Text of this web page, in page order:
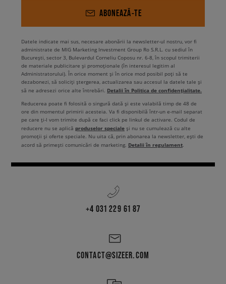
ABONEAZĂ-TE
Datele indicate mai sus, necesare abonării la newsletter-ul nostru, vor fi
administrate de MIG Marketing Investment Group Ro S.R.L. cu sediul în
București, sector 3, Bulevardul Corneliu Coposu nr. 6-8, în scopul trimiterii
de materiale publicitare și promoționale (în interesul legitim al
Administratorului). În orice moment și în orice mod posibil poți să te
dezabonezi, să soliciți ștergerea, actualizarea sau accesul la datele tale și
să ne adresezi orice alte întrebări. Detalii în Politica de confidențialitate.
Reducerea poate fi folosită o singură dată și este valabilă timp de 48 de
ore din momentul primirii acesteia. Va fi disponibilă într-un e-mail separat
pe care ți-l vom trimite după ce faci click pe linkul de activare. Codul de
reducere nu se aplică produselor speciale și nu se cumulează cu alte
promoții și oferte speciale. Nu uita că, prin abonarea la newsletter, ești de
acord să primești comunicări de marketing. Detalii în regulament.
+4 031 229 61 87
CONTACT@SIZEER.COM